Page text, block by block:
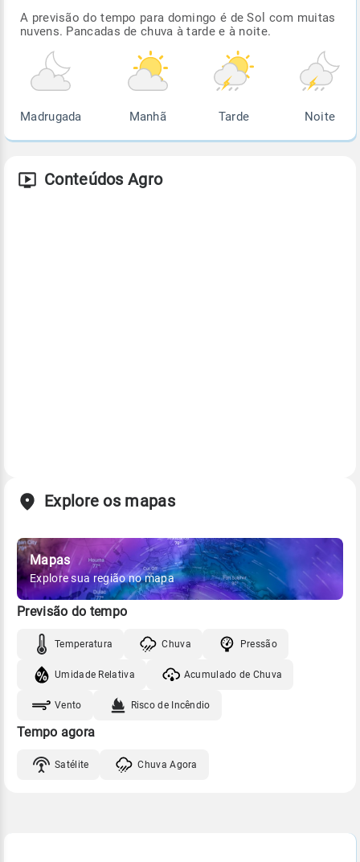
A previsão do tempo para domingo é de Sol com muitas
nuvens. Pancadas de chuva à tarde e à noite.
Madrugada Manhã Tarde Noite
Conteúdos Agro
Explore os mapas
Mapas
Explore sua região no mapa
Previsão do tempo
Temperatura Chuva Pressão
Umidade Relativa Acumulado de Chuva
Vento Risco de Incêndio
Tempo agora
Satélite Chuva Agora